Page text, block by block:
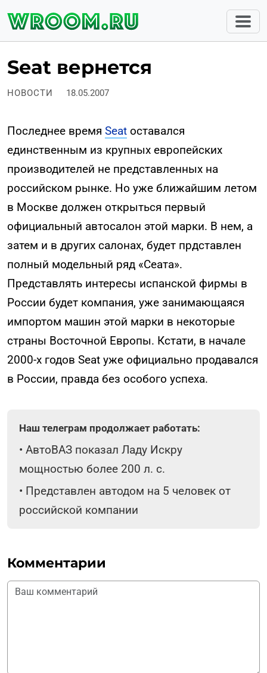
Seat вернется
НОВОСТИ 18.05.2007
Последнее время Seat оставался
единственным из крупных европейских
производителей не представленных на
российском рынке. Но уже ближайшим летом
в Москве должен открыться первый
официальный автосалон этой марки. В нем, а
затем и в других салонах, будет прдставлен
полный модельный ряд «Сеата».
Представлять интересы испанской фирмы в
России будет компания, уже занимающаяся
импортом машин этой марки в некоторые
страны Восточной Европы. Кстати, в начале
2000-х годов Seat уже официально продавался
в России, правда без особого успеха.
Наш телеграм продолжает работать:
• АвтоВАЗ показал Ладу Искру
мощностью более 200 л. с.
• Представлен автодом на 5 человек от
российской компании
Комментарии